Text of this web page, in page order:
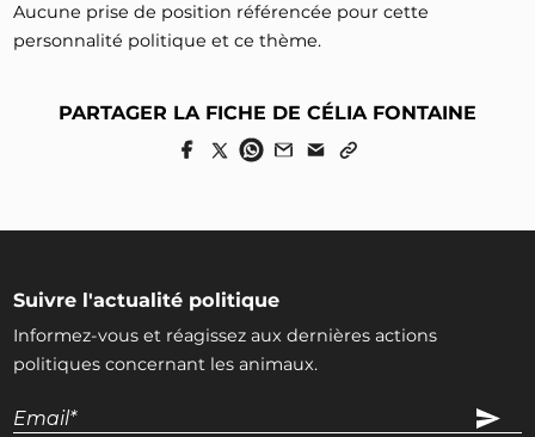
Aucune prise de position référencée pour cette
personnalité politique et ce thème.
PARTAGER LA FICHE DE CÉLIA FONTAINE
Suivre l'actualité politique
Informez-vous et réagissez aux dernières actions
politiques concernant les animaux.